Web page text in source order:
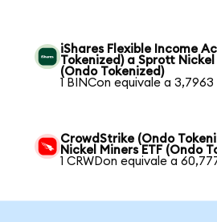
iShares Flexible Income
Tokenized) a Sprott Nickel
(Ondo Tokenized)
1 BINCon equivale a 3,7963
CrowdStrike (Ondo
Nickel Miners ETF (Ondo
1 CRWDon equivale a